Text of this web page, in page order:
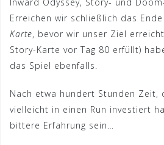
Erreichen wir schließlich das
Karte, bevor wir unser Ziel
Story-Karte vor Tag 80 erfüllt)
das Spiel ebenfalls.
Nach etwa hundert Stunden Zeit,
vielleicht in einen Run investiert
bittere Erfahrung sein…